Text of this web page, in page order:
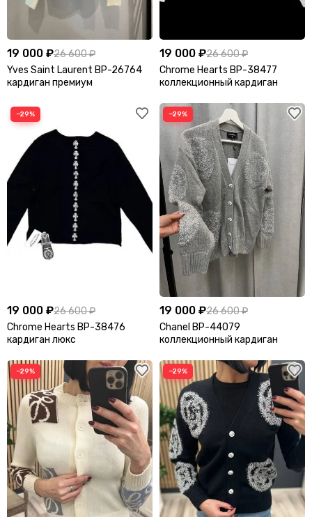
19 000 ₽26 600 ₽
Yves Saint Laurent BP-26764
кардиган премиум
19 000 ₽26 600 ₽
Chrome Hearts BP-38477
коллекционный кардиган
−29%
19 000 ₽26 600 ₽
Chrome Hearts BP-38476
кардиган люкс
−29%
19 000 ₽26 600 ₽
Chanel BP-44079
коллекционный кардиган
−29% −29%